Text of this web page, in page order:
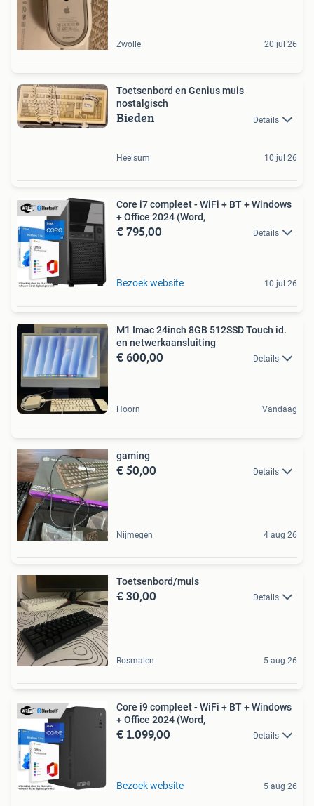
Zwolle 20 jul 26
Toetsenbord en Genius muis
nostalgisch
Bieden Details
Heelsum 10 jul 26
Core i7 compleet - WiFi + BT + Windows
+ Office 2024 (Word,
€ 795,00 Details
Bezoek website 10 jul 26
M1 Imac 24inch 8GB 512SSD Touch id.
en netwerkaansluiting
€ 600,00 Details
Hoorn Vandaag
gaming
€ 50,00 Details
Nijmegen 4 aug 26
Toetsenbord/muis
€ 30,00 Details
Rosmalen 5 aug 26
Core i9 compleet - WiFi + BT + Windows
+ Office 2024 (Word,
€ 1.099,00 Details
Bezoek website 5 aug 26